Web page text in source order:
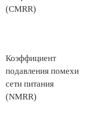
(CMRR)
Коэффициент
подавления помехи
сети питания
(NMRR)